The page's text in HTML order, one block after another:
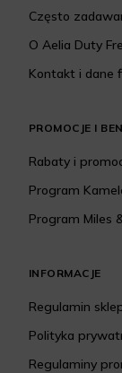
Często
O Aelia Duty
Kontakt i dane
PROMOCJE I
Rabaty i
Program
Program Miles
INFORMACJE
Regulamin
Polityka
Regulaminy